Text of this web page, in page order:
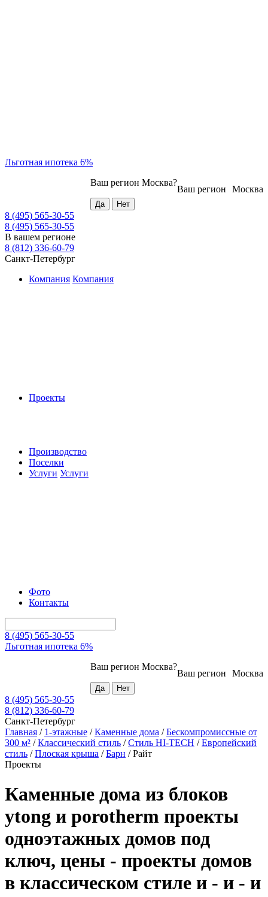
Льготная ипотека 6%
Москва
Ваш регион
Ваш регион Москва?
8 (495) 565-30-55
8 (495) 565-30-55
В вашем регионе
8 (812) 336-60-79
Санкт-Петербург
Компания Компания
Проекты
Производство
Поселки
Услуги Услуги
Фото
Контакты
8 (495) 565-30-55
Льготная ипотека 6%
Москва
Ваш регион
Ваш регион Москва?
8 (495) 565-30-55
8 (812) 336-60-79
Санкт-Петербург
Главная / 1-этажные /Каменные дома /Бескомпромиссные от
300 м² /Классический стиль /Стиль HI-TECH /Европейский
стиль /Плоская крыша /Барн /Райт
Проекты
Каменные дома из блоков
ytong и porotherm проекты
одноэтажных домов под
ключ, цены - проекты домов
в классическом стиле и - и - и